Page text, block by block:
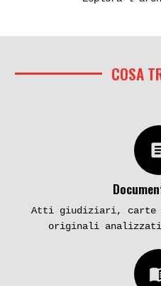
COSA
Atti giudiziari, carte
originali